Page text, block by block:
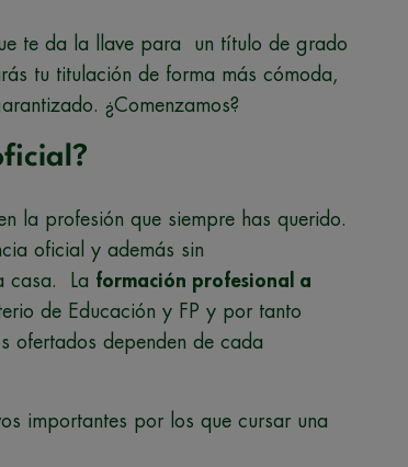
te da la llave para un título de grado
tu titulación de forma más cómoda,
¿Comenzamos?
la profesión que siempre has querido.
oficial y además sin
casa. La formación profesional a
de Educación y FP y por tanto
ofertados dependen de cada
importantes por los que cursar una